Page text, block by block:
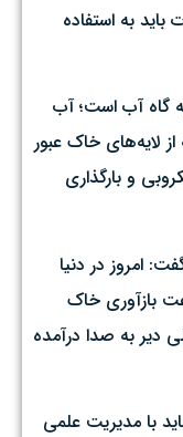
باید به استفاده
گاه آب است؛ آب
لایه‌های خاک عبور
و بارگذاری
امروز در دنیا
بازآوری خاک
دیر به صدا درآمده
با مدیریت علمی